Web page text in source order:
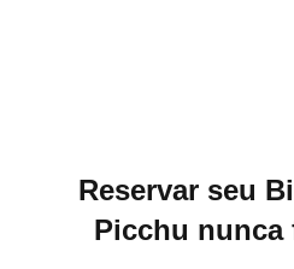
Reservar seu
Picchu nunca